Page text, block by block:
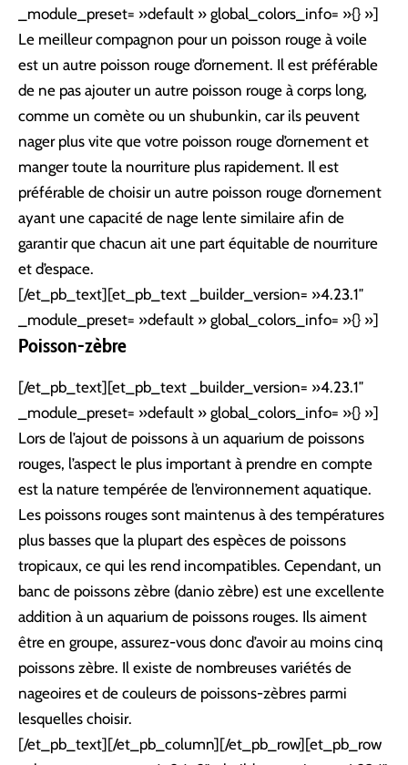
_module_preset= »default » global_colors_info= »{} »]
Le meilleur compagnon pour un poisson rouge à voile
est un autre poisson rouge d’ornement. Il est préférable
de ne pas ajouter un autre poisson rouge à corps long,
comme un comète ou un shubunkin, car ils peuvent
nager plus vite que votre poisson rouge d’ornement et
manger toute la nourriture plus rapidement. Il est
préférable de choisir un autre poisson rouge d’ornement
ayant une capacité de nage lente similaire afin de
garantir que chacun ait une part équitable de nourriture
et d’espace.
[/et_pb_text][et_pb_text _builder_version= »4.23.1″
_module_preset= »default » global_colors_info= »{} »]
Poisson-zèbre
[/et_pb_text][et_pb_text _builder_version= »4.23.1″
_module_preset= »default » global_colors_info= »{} »]
Lors de l’ajout de poissons à un aquarium de poissons
rouges, l’aspect le plus important à prendre en compte
est la nature tempérée de l’environnement aquatique.
Les poissons rouges sont maintenus à des températures
plus basses que la plupart des espèces de poissons
tropicaux, ce qui les rend incompatibles. Cependant, un
banc de poissons zèbre (danio zèbre) est une excellente
addition à un aquarium de poissons rouges. Ils aiment
être en groupe, assurez-vous donc d’avoir au moins cinq
poissons zèbre. Il existe de nombreuses variétés de
nageoires et de couleurs de poissons-zèbres parmi
lesquelles choisir.
[/et_pb_text][/et_pb_column][/et_pb_row][et_pb_row